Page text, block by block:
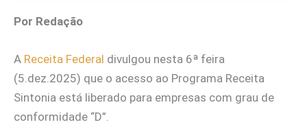
Por Redação
A Receita Federal divulgou nesta 6ª feira
(5.dez.2025) que o acesso ao Programa Receita
Sintonia está liberado para empresas com grau de
conformidade “D”.